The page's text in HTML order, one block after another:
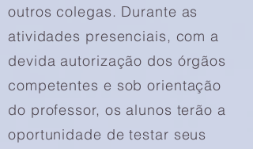
outros colegas. Durante as
atividades presenciais, com a
devida autorização dos órgãos
competentes e sob orientação
do professor, os alunos terão a
oportunidade de testar seus